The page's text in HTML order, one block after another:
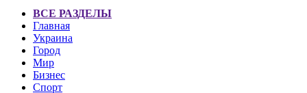
ВСЕ РАЗДЕЛЫ
Главная
Украина
Город
Мир
Бизнес
Спорт